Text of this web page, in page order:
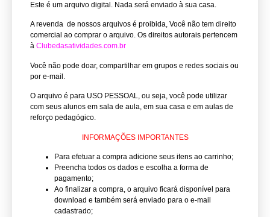
Este é um arquivo digital. Nada será enviado à sua casa.
A revenda de nossos arquivos é proibida, Você não tem direito
comercial ao comprar o arquivo. Os direitos autorais pertencem
à Clubedasatividades.com.br
Você não pode doar, compartilhar em grupos e redes sociais ou
por e-mail.
O arquivo é para USO PESSOAL, ou seja, você pode utilizar
com seus alunos em sala de aula, em sua casa e em aulas de
reforço pedagógico.
INFORMAÇÕES IMPORTANTES
Para efetuar a compra adicione seus itens ao carrinho;
Preencha todos os dados e escolha a forma de
pagamento;
Ao finalizar a compra, o arquivo ficará disponível para
download e também será enviado para o e-mail
cadastrado;